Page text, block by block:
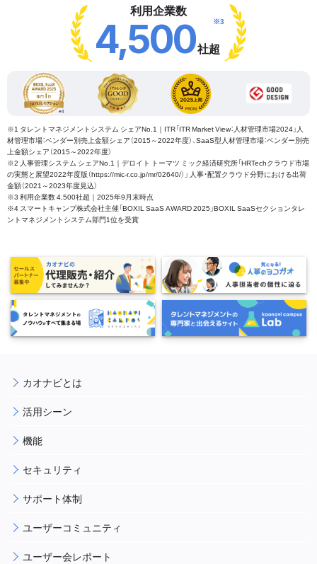
利用企業数
4,500社超
※3
※1 タレントマネジメントシステム シェアNo.1｜ITR「ITR Market View：人材管理市場2024」人
材管理市場：ベンダー別売上金額シェア（2015～2022年度）、SaaS型人材管理市場：ベンダー別売
上金額シェア（2015～2022年度）
※2 人事管理システム シェアNo.1｜デロイト トーマツ ミック経済研究所「HRTechクラウド市場
の実態と展望2022年度版（https://mic-r.co.jp/mr/02640/）」 人事・配置クラウド分野における出荷
金額（2021～2023年度見込）
※3 利用企業数 4,500社超｜2025年9月末時点
※4 スマートキャンプ株式会社主催「BOXIL SaaS AWARD 2025」BOXIL SaaSセクションタレ
ントマネジメントシステム部門1位を受賞
カオナビとは
活用シーン
機能
セキュリティ
サポート体制
ユーザーコミュニティ
ユーザー会レポート